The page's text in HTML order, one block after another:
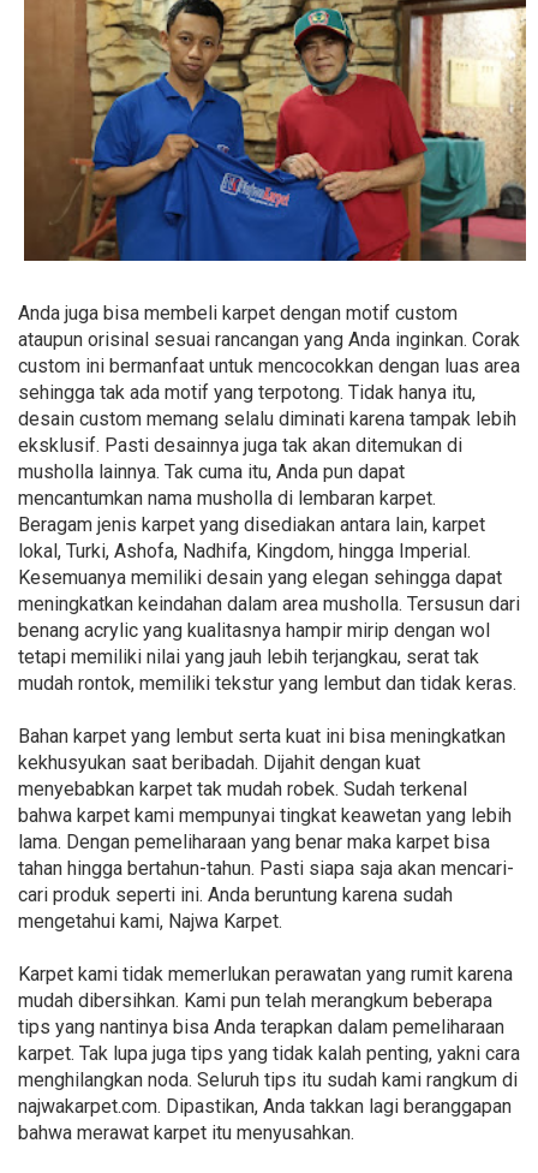
Anda juga bisa membeli karpet dengan motif custom
ataupun orisinal sesuai rancangan yang Anda inginkan. Corak
custom ini bermanfaat untuk mencocokkan dengan luas area
sehingga tak ada motif yang terpotong. Tidak hanya itu,
desain custom memang selalu diminati karena tampak lebih
eksklusif. Pasti desainnya juga tak akan ditemukan di
musholla lainnya. Tak cuma itu, Anda pun dapat
mencantumkan nama musholla di lembaran karpet.
Beragam jenis karpet yang disediakan antara lain, karpet
lokal, Turki, Ashofa, Nadhifa, Kingdom, hingga Imperial.
Kesemuanya memiliki desain yang elegan sehingga dapat
meningkatkan keindahan dalam area musholla. Tersusun dari
benang acrylic yang kualitasnya hampir mirip dengan wol
tetapi memiliki nilai yang jauh lebih terjangkau, serat tak
mudah rontok, memiliki tekstur yang lembut dan tidak keras.
Bahan karpet yang lembut serta kuat ini bisa meningkatkan
kekhusyukan saat beribadah. Dijahit dengan kuat
menyebabkan karpet tak mudah robek. Sudah terkenal
bahwa karpet kami mempunyai tingkat keawetan yang lebih
lama. Dengan pemeliharaan yang benar maka karpet bisa
tahan hingga bertahun-tahun. Pasti siapa saja akan mencari-
cari produk seperti ini. Anda beruntung karena sudah
mengetahui kami, Najwa Karpet.
Karpet kami tidak memerlukan perawatan yang rumit karena
mudah dibersihkan. Kami pun telah merangkum beberapa
tips yang nantinya bisa Anda terapkan dalam pemeliharaan
karpet. Tak lupa juga tips yang tidak kalah penting, yakni cara
menghilangkan noda. Seluruh tips itu sudah kami rangkum di
najwakarpet.com. Dipastikan, Anda takkan lagi beranggapan
bahwa merawat karpet itu menyusahkan.